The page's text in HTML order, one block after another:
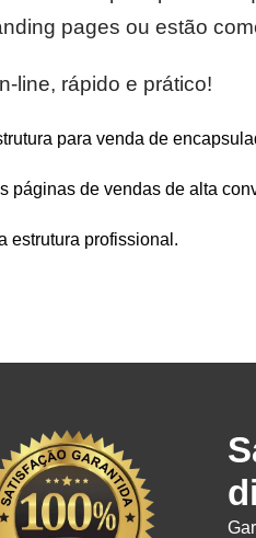
pages ou estão
line, rápido e prático!
para venda de
páginas de vendas de alta
estrutura profissional.